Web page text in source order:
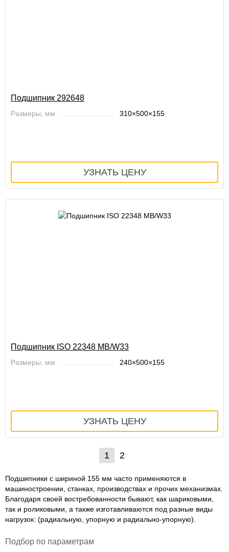
Подшипник 292648
Размеры, мм 310×500×155
Подшипник ISO 22348 MB/W33
Размеры, мм 240×500×155
1 2
Подшипники с шириной 155 мм часто применяются в
машиностроении, станках, производствах и прочих механизмах.
Благодаря своей востребованности бывают, как шариковыми,
так и роликовыми, а также изготавливаются под разные виды
нагрузок: (радиальную, упорную и радиально-упорную).
Подбор по параметрам